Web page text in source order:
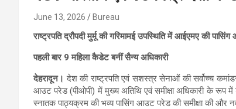
June 13, 2026 Bureau
राष्ट्रपति द्रौपदी मुर्मू की गरिमामई उपस्थिति में आईएमए की
पहली बार 9 महिला कैडेट बनीं सैन्य अधिकारी
देहरादून। देश की राष्ट्रपति एवं सशस्त्र सेनाओं की सर्वोच्च
आउट परेड (पीओपी) में मुख्य अतिथि एवं समीक्षा अधिकारी के रूप
स्नातक पाठ्यक्रम की भव्य पासिंग आउट परेड की समीक्षा की और